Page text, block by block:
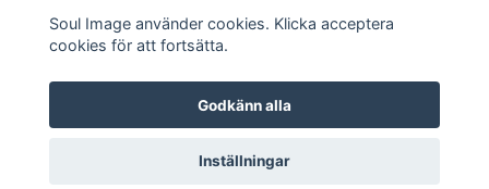
© 2026 Soul Image
Soul Image använder cookies. Klicka acceptera
cookies för att fortsätta.
Godkänn alla
Inställningar